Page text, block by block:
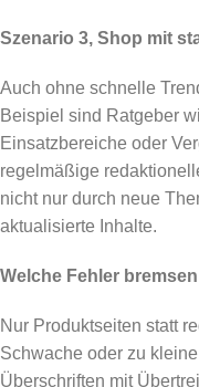
Szenario 3, Shop mit
Auch ohne schnelle
Beispiel sind Ratgeber
Einsatzbereiche oder
regelmäßige
nicht nur durch neue
aktualisierte Inhalte.
Welche Fehler
Nur Produktseiten statt
Schwache oder zu
Überschriften mit